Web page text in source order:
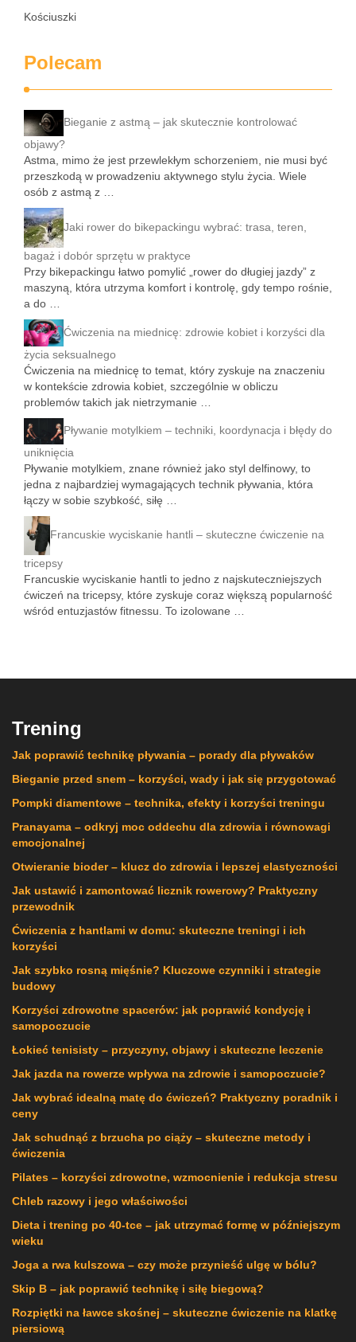
Kościuszki
Polecam
Bieganie z astmą – jak skutecznie kontrolować
objawy?
Astma, mimo że jest przewlekłym schorzeniem, nie musi być
przeszkodą w prowadzeniu aktywnego stylu życia. Wiele
osób z astmą z …
Jaki rower do bikepackingu wybrać: trasa, teren,
bagaż i dobór sprzętu w praktyce
Przy bikepackingu łatwo pomylić „rower do długiej jazdy” z
maszyną, która utrzyma komfort i kontrolę, gdy tempo rośnie,
a do …
Ćwiczenia na miednicę: zdrowie kobiet i korzyści dla
życia seksualnego
Ćwiczenia na miednicę to temat, który zyskuje na znaczeniu
w kontekście zdrowia kobiet, szczególnie w obliczu
problemów takich jak nietrzymanie …
Pływanie motylkiem – techniki, koordynacja i błędy do
uniknięcia
Pływanie motylkiem, znane również jako styl delfinowy, to
jedna z najbardziej wymagających technik pływania, która
łączy w sobie szybkość, siłę …
Francuskie wyciskanie hantli – skuteczne ćwiczenie na
tricepsy
Francuskie wyciskanie hantli to jedno z najskuteczniejszych
ćwiczeń na tricepsy, które zyskuje coraz większą popularność
wśród entuzjastów fitnessu. To izolowane …
Trening
Jak poprawić technikę pływania – porady dla pływaków
Bieganie przed snem – korzyści, wady i jak się przygotować
Pompki diamentowe – technika, efekty i korzyści treningu
Pranayama – odkryj moc oddechu dla zdrowia i równowagi
emocjonalnej
Otwieranie bioder – klucz do zdrowia i lepszej elastyczności
Jak ustawić i zamontować licznik rowerowy? Praktyczny
przewodnik
Ćwiczenia z hantlami w domu: skuteczne treningi i ich
korzyści
Jak szybko rosną mięśnie? Kluczowe czynniki i strategie
budowy
Korzyści zdrowotne spacerów: jak poprawić kondycję i
samopoczucie
Łokieć tenisisty – przyczyny, objawy i skuteczne leczenie
Jak jazda na rowerze wpływa na zdrowie i samopoczucie?
Jak wybrać idealną matę do ćwiczeń? Praktyczny poradnik i
ceny
Jak schudnąć z brzucha po ciąży – skuteczne metody i
ćwiczenia
Pilates – korzyści zdrowotne, wzmocnienie i redukcja stresu
Chleb razowy i jego właściwości
Dieta i trening po 40-tce – jak utrzymać formę w późniejszym
wieku
Joga a rwa kulszowa – czy może przynieść ulgę w bólu?
Skip B – jak poprawić technikę i siłę biegową?
Rozpiętki na ławce skośnej – skuteczne ćwiczenie na klatkę
piersiową